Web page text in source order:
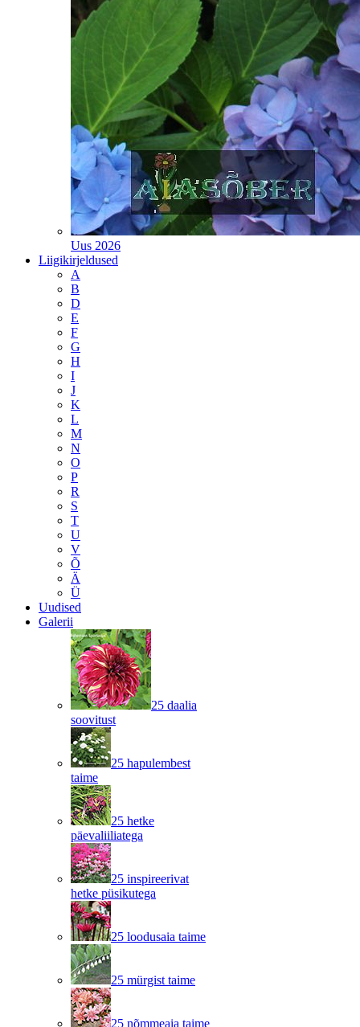
Uus 2026
Liigikirjeldused
A
B
D
E
F
G
H
I
J
K
L
M
N
O
P
R
S
T
U
V
Õ
Ä
Ü
Uudised
Galerii
25 daalia
soovitust
25 hapulembest
taime
25 hetke
päevaliiliatega
25 inspireerivat
hetke püsikutega
25 loodusaia taime
25 mürgist taime
25 nõmmeaia taime